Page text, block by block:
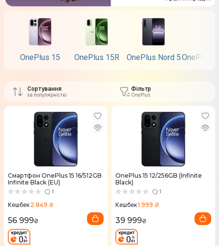
OnePlus 15 OnePlus 15R OnePlus Nord 5OnePlus
Сортування
за популярністю
Фільтр
OnePlus
Смартфон OnePlus 15 16/512GB
Infinite Black (EU)
1
Кешбек 2 849 ₴
56 999₴
OnePlus 15 12/256GB (Infinite
Black)
1
Кешбек1 999 ₴
39 999₴